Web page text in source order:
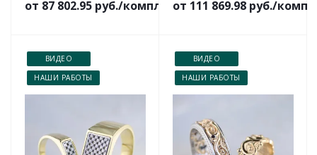
от 87 802.95 руб./комплектот 111 869.98 руб./
ВИДЕО
НАШИ РАБОТЫ
ВИДЕО
НАШИ РАБОТЫ